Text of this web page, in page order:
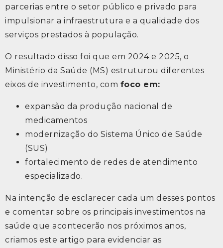
parcerias entre o setor público e privado para
impulsionar a infraestrutura e a qualidade dos
serviços prestados à população.
O resultado disso foi que em 2024 e 2025, o
Ministério da Saúde (MS) estruturou diferentes
eixos de investimento, com foco em:
expansão da produção nacional de
medicamentos
modernização do Sistema Único de Saúde
(SUS)
fortalecimento de redes de atendimento
especializado.
Na intenção de esclarecer cada um desses pontos
e comentar sobre os principais investimentos na
saúde que acontecerão nos próximos anos,
criamos este artigo para evidenciar as